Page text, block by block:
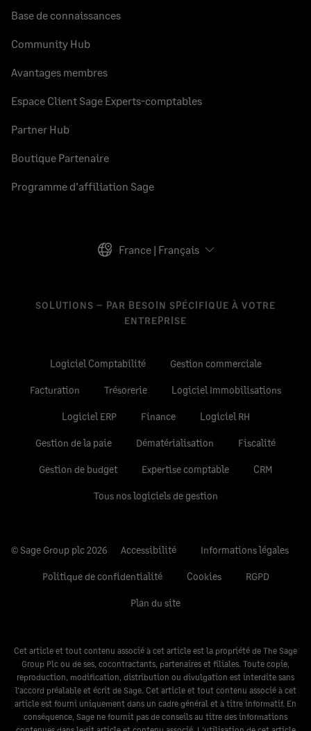
Base de connaissances
Community Hub
Avantages membres
Espace Client Sage Experts-comptables
Partner Hub
Boutique Partenaire
Programme d’affiliation Sage
France | Français
SOLUTIONS – PAR BESOIN SPÉCIFIQUE À VOTRE
ENTREPRISE
Logiciel Comptabilité Gestion commerciale
Facturation Trésorerie Logiciel Immobilisations
Logiciel ERP Finance Logiciel RH
Gestion de la paie Dématérialisation Fiscalité
Gestion de budget Expertise comptable CRM
Tous nos logiciels de gestion
© Sage Group plc 2026 Accessibilité Informations légales
Politique de confidentialité Cookies RGPD
Plan du site
Cet article et tout contenu associé à cet article est la propriété de The Sage
Group Plc ou de ses, cocontractants, partenaires et filiales. Toute copie,
reproduction, modification, distribution ou divulgation est interdite sans
l’accord préalable et écrit de Sage. Cet article et tout contenu associé à cet
article est fourni uniquement dans un cadre général et à titre informatif. En
conséquence, Sage ne fournit pas de conseils au titre des informations